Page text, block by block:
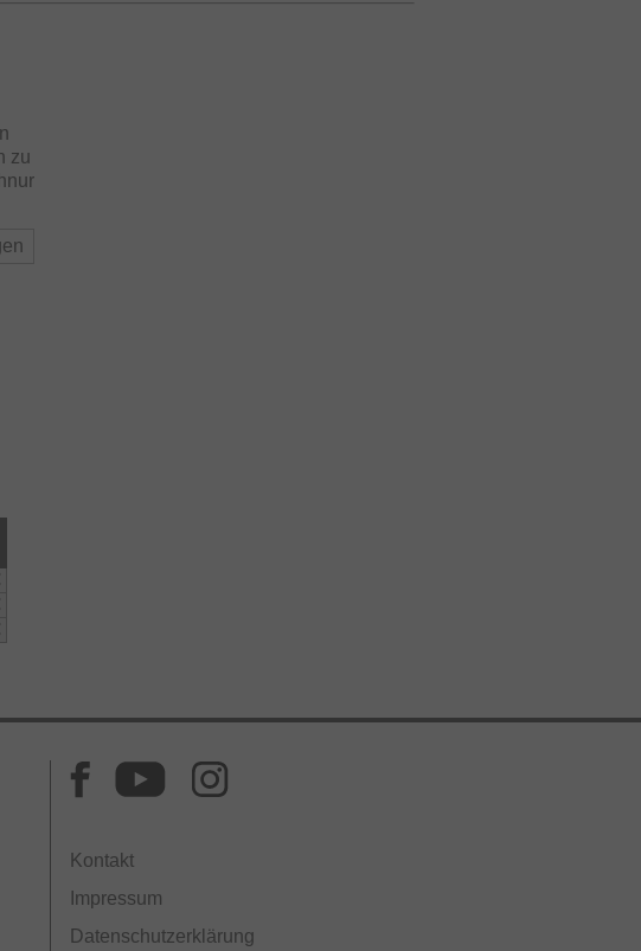
zu
Kontakt
Impressum
Datenschutzerklärung